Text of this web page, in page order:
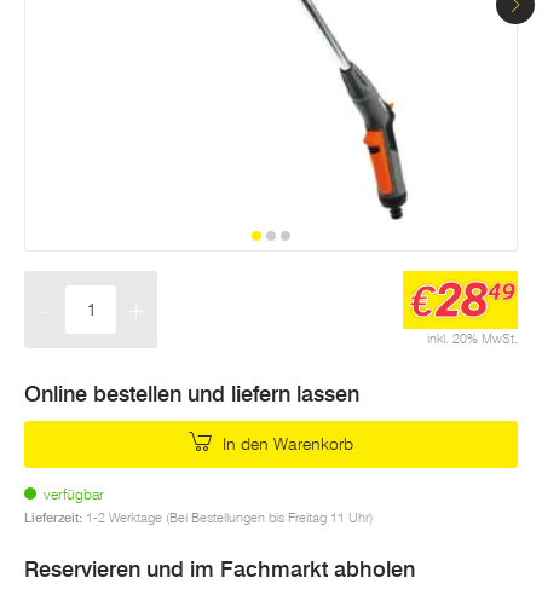
inkl. 20% MwSt.
€2849
Online bestellen und liefern lassen
In den Warenkorb
verfügbar
Lieferzeit: 1-2 Werktage (Bei Bestellungen bis Freitag 11 Uhr)
Reservieren und im Fachmarkt abholen